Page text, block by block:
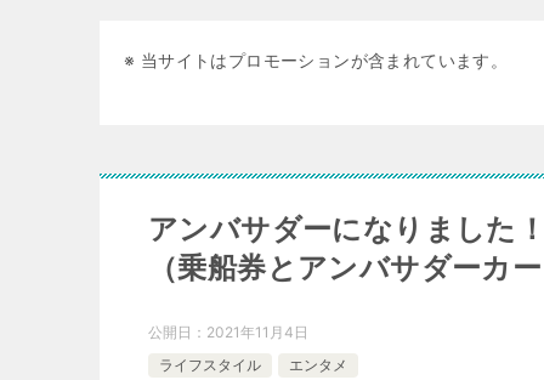
※ 当サイトはプロモーションが含まれています。
アンバサダーになりました
（乗船券とアンバサダーカー
公開日： 2021年11月4日
ライフスタイル
エンタメ